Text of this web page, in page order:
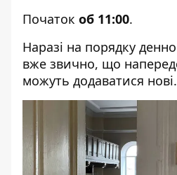
Початок об 11:00.
Наразі на порядку
вже звично, що
можуть додаватися нові.